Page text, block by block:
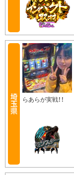
らあらが実戦！！